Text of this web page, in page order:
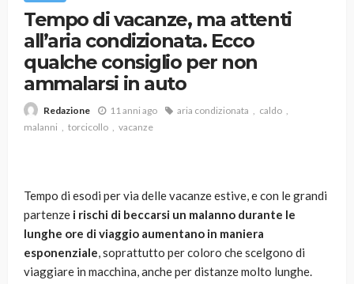
Tempo di vacanze, ma attenti
all’aria condizionata. Ecco
qualche consiglio per non
ammalarsi in auto
Redazione 11 anni ago aria condizionata
caldo
malanni
torcicollo vacanze
Tempo di esodi per via delle vacanze estive, e con le grandi
partenze i rischi di beccarsi un malanno durante le
lunghe ore di viaggio aumentano in maniera
esponenziale, soprattutto per coloro che scelgono di
viaggiare in macchina, anche per distanze molto lunghe.